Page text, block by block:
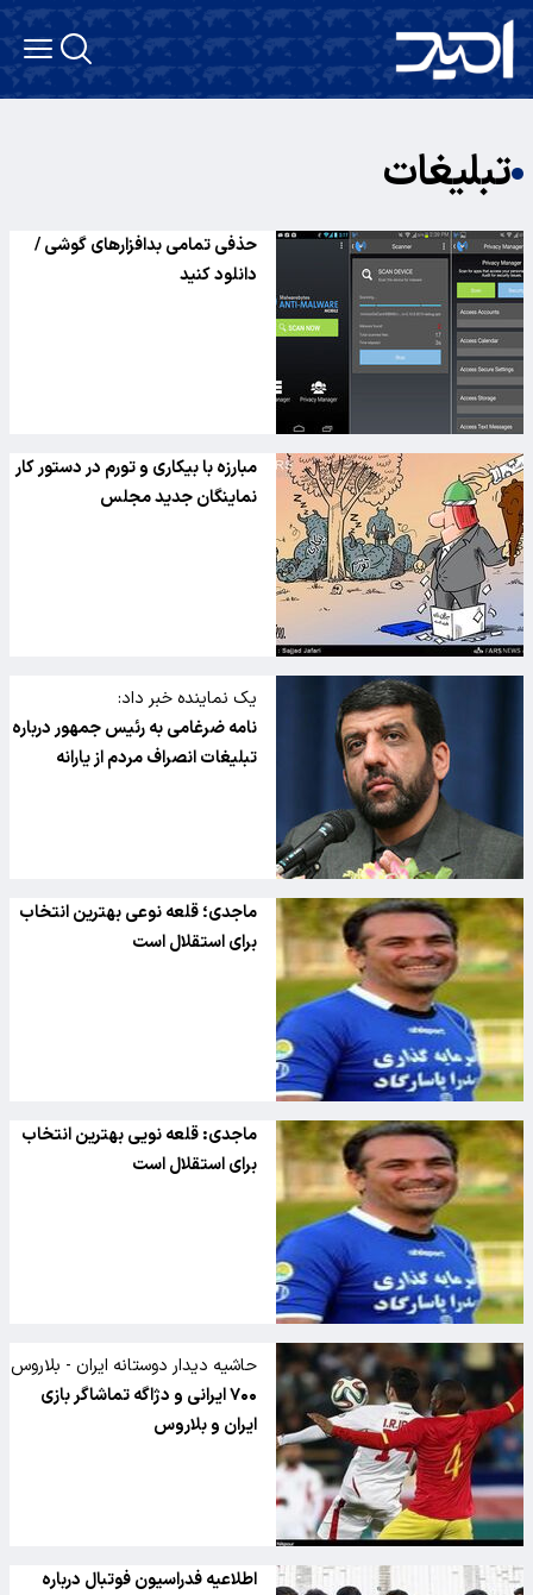
تبلیغات
حذفی تمامی بدافزارهای گوشی /
دانلود کنید
مبارزه با بیکاری و تورم در دستور کار
نماینگان جدید مجلس
یک نماینده خبر داد:
نامه ضرغامی به رئیس جمهور درباره
تبلیغات انصراف مردم از یارانه
ماجدی؛ قلعه نوعی بهترین انتخاب
برای استقلال است
ماجدی: قلعه نویی بهترین انتخاب
برای استقلال است
حاشیه دیدار دوستانه ایران - بلاروس
۷۰۰ ایرانی و دژاگه تماشاگر بازی
ایران و بلاروس
اطلاعیه فدراسیون فوتبال درباره